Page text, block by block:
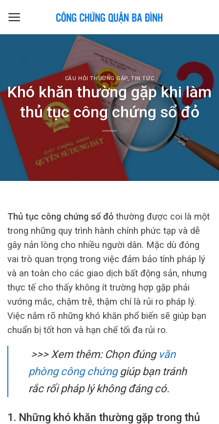
CÂU HỎI THƯỜNG GẶP,TIN TỨC
Khó khăn thường gặp khi làm
thủ tục công chứng sổ đỏ
Thủ tục công chứng sổ đỏ thường được coi là một
trong những quy trình hành chính phức tạp và dễ
gây nản lòng cho nhiều người dân. Mặc dù đóng
vai trò quan trọng trong việc đảm bảo tính pháp lý
và an toàn cho các giao dịch bất động sản, nhưng
thực tế cho thấy không ít trường hợp gặp phải
vướng mắc, chậm trễ, thậm chí là rủi ro pháp lý.
Việc nắm rõ những khó khăn phổ biến sẽ giúp bạn
chuẩn bị tốt hơn và hạn chế tối đa rủi ro.
>>> Xem thêm: Chọn đúngvăn
phòng công chứnggiúp bạn tránh
rắc rối pháp lý không đáng có.
1. Những khó khăn thường gặp trong thủ